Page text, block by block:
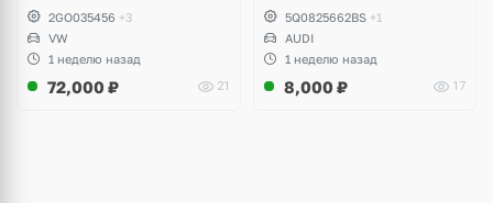
2GO035456 +3
VW
1 неделю назад
72,000 ₽ 21
5Q0825662BS +1
AUDI
1 неделю назад
8,000 ₽ 17